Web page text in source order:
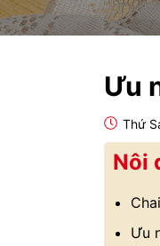
Ưu
Thứ
Nôi
Ưu